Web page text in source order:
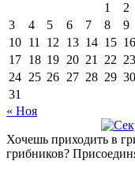
1
2
3
4 5 6 7 8
9
10 11 12 13 14 15 16
17 18 19 20 21 22 23
24 25 26 27 28 29 30
31
« Ноя
Хочешь приходить в
грибников?